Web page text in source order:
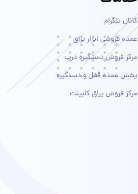
کانال تلگرام
عمده فروشی ابزار یراق
مرکز فروش دستگیره درب
پخش عمده قفل و دستگیره
مرکز فروش یراق کابینت